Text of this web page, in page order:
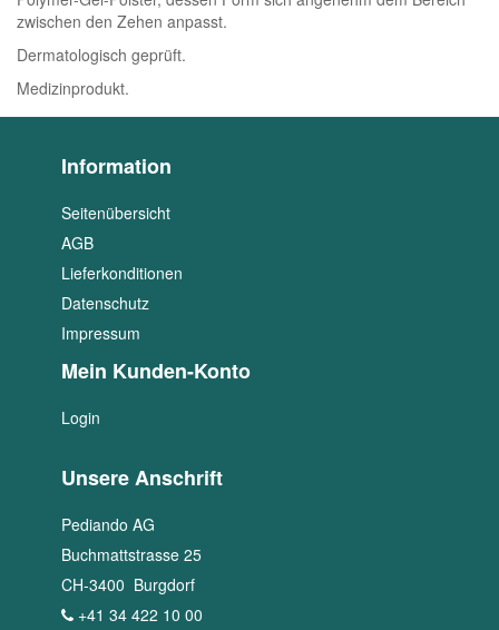
zwischen den Zehen anpasst.
Dermatologisch geprüft.
Medizinprodukt.
Information
Seitenübersicht
AGB
Lieferkonditionen
Datenschutz
Impressum
Mein Kunden-Konto
Login
Unsere Anschrift
Pediando AG
Buchmattstrasse 25
CH-3400 Burgdorf
+41 34 422 10 00